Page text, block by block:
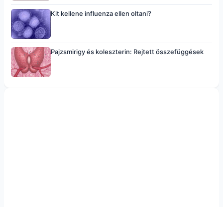
Kit kellene influenza ellen oltani?
Pajzsmirigy és koleszterin: Rejtett összefüggések